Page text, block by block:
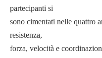
partecipanti si
sono cimentati nelle quattro
resistenza,
forza, velocità e